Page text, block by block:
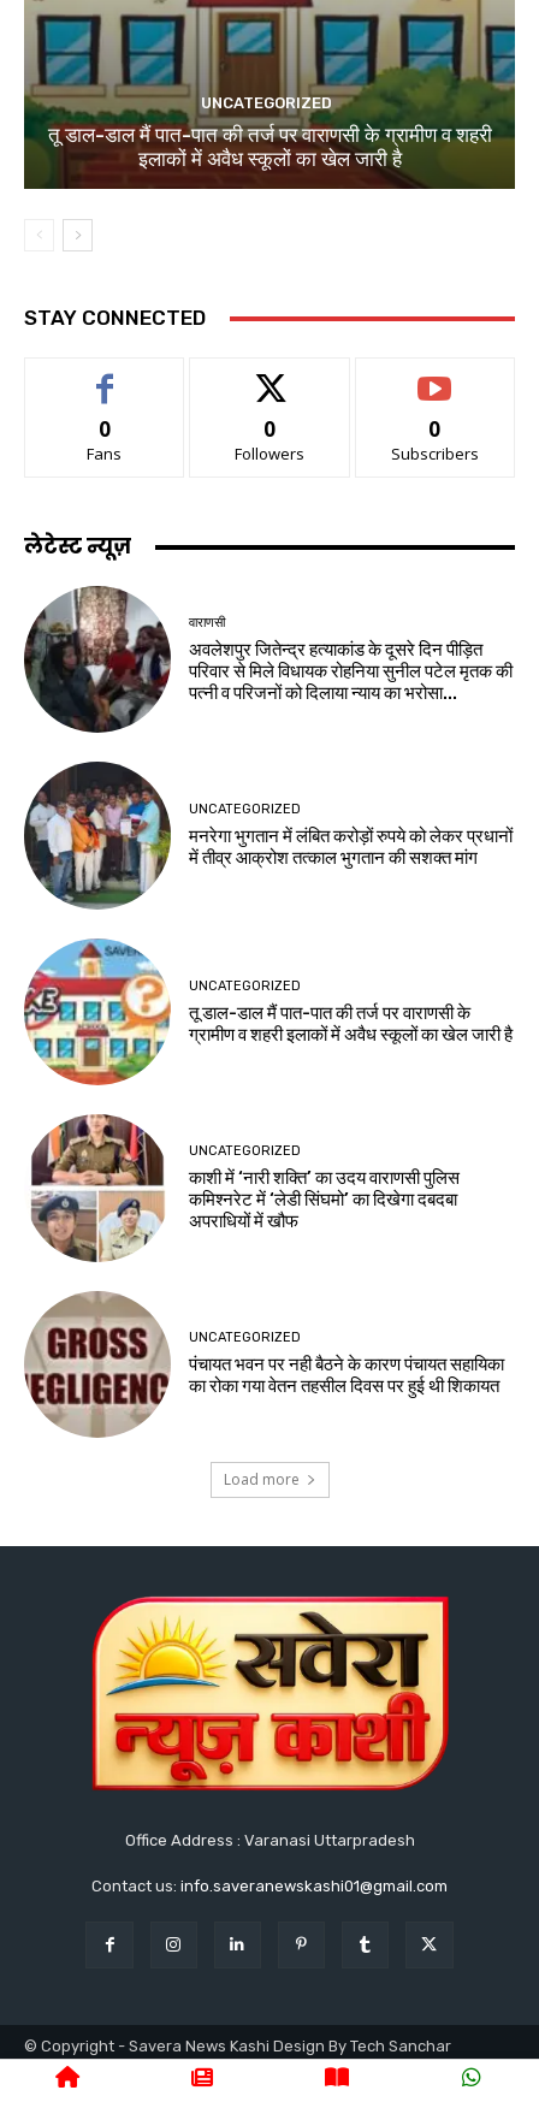
UNCATEGORIZED
तू डाल-डाल मैं पात-पात की तर्ज पर वाराणसी के ग्रामीण व शहरी
इलाकों में अवैध स्कूलों का खेल जारी है
STAY CONNECTED
0
Fans
0
Followers
0
Subscribers
लेटेस्ट न्यूज़
वाराणसी
अवलेशपुर जितेन्द्र हत्याकांड के दूसरे दिन पीड़ित
परिवार से मिले विधायक रोहनिया सुनील पटेल मृतक की
पत्नी व परिजनों को दिलाया न्याय का भरोसा...
UNCATEGORIZED
मनरेगा भुगतान में लंबित करोड़ों रुपये को लेकर प्रधानों
में तीव्र आक्रोश तत्काल भुगतान की सशक्त मांग
UNCATEGORIZED
तू डाल-डाल मैं पात-पात की तर्ज पर वाराणसी के
ग्रामीण व शहरी इलाकों में अवैध स्कूलों का खेल जारी है
UNCATEGORIZED
काशी में ‘नारी शक्ति’ का उदय वाराणसी पुलिस
कमिश्नरेट में ‘लेडी सिंघमो’ का दिखेगा दबदबा
अपराधियों में खौफ
UNCATEGORIZED
पंचायत भवन पर नही बैठने के कारण पंचायत सहायिका
का रोका गया वेतन तहसील दिवस पर हुई थी शिकायत
Load more
Office Address : Varanasi Uttarpradesh
Contact us: info.saveranewskashi01@gmail.com
© Copyright - Savera News Kashi Design By Tech Sanchar
9140753811
उत्तरप्रदेश क्राइम प्रशासनिक